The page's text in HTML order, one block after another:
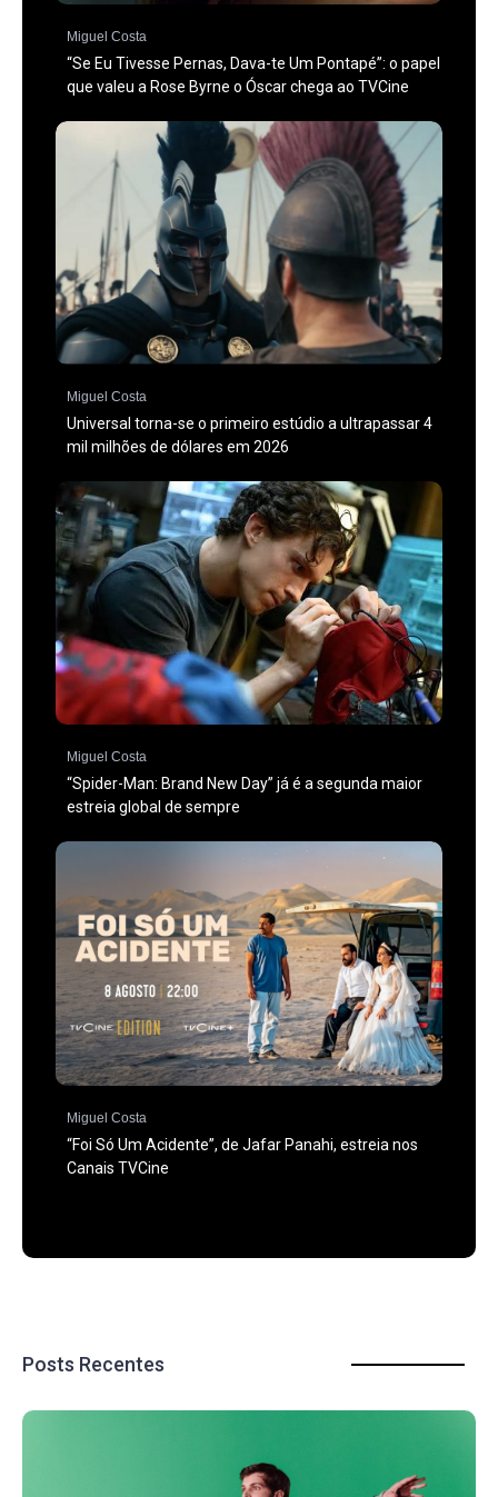
Miguel Costa
“Se Eu Tivesse Pernas, Dava-te Um Pontapé”: o papel
que valeu a Rose Byrne o Óscar chega ao TVCine
Miguel Costa
Universal torna-se o primeiro estúdio a ultrapassar 4
mil milhões de dólares em 2026
Miguel Costa
“Spider-Man: Brand New Day” já é a segunda maior
estreia global de sempre
Miguel Costa
“Foi Só Um Acidente”, de Jafar Panahi, estreia nos
Canais TVCine
Posts Recentes